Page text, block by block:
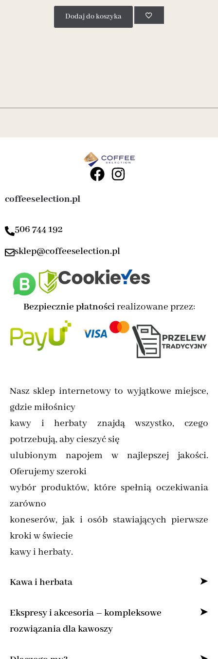
Dodaj do koszyka
coffeeselection.pl
506 744 192
sklep@coffeeselection.pl
Bezpiecznie płatnościrealizowane przez:
Nasz sklep internetowy to wyjątkowe miejsce,
gdzie miłośnicy
kawy i herbaty znajdą wszystko, czego
potrzebują, aby cieszyć się
ulubionym napojem w najlepszej jakości.
Oferujemy szeroki
wybór produktów, które spełnią oczekiwania
zarówno
koneserów, jak i osób stawiających pierwsze
kroki w świecie
kawy i herbaty.
Kawa i herbata
Specjalizujemy się w sprzedaży kawy ziarnistej
i mielonej online,
Ekspresy i akcesoria – kompleksowe
rozwiązania dla kawoszy